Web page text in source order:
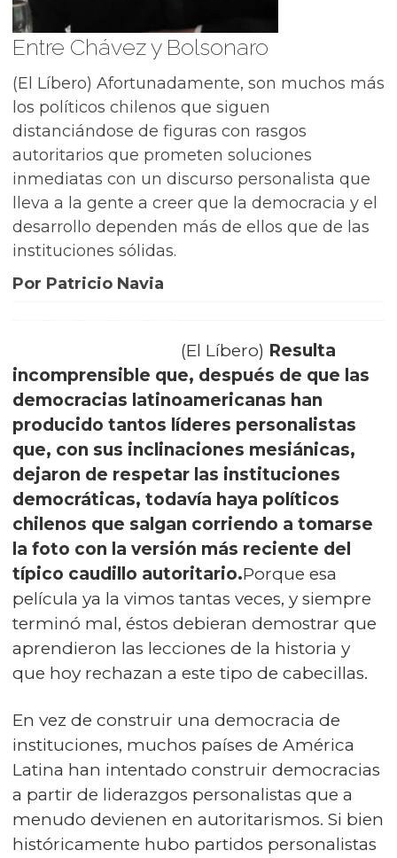
Entre Chávez y Bolsonaro
(El Líbero) Afortunadamente, son muchos más
los políticos chilenos que siguen
distanciándose de figuras con rasgos
autoritarios que prometen soluciones
inmediatas con un discurso personalista que
lleva a la gente a creer que la democracia y el
desarrollo dependen más de ellos que de las
instituciones sólidas.
Por Patricio Navia
(El Líbero) Resulta
incomprensible que, después de que las
democracias latinoamericanas han
producido tantos líderes personalistas
que, con sus inclinaciones mesiánicas,
dejaron de respetar las instituciones
democráticas, todavía haya políticos
chilenos que salgan corriendo a tomarse
la foto con la versión más reciente del
típico caudillo autoritario.Porque esa
película ya la vimos tantas veces, y siempre
terminó mal, éstos debieran demostrar que
aprendieron las lecciones de la historia y
que hoy rechazan a este tipo de cabecillas.
En vez de construir una democracia de
instituciones, muchos países de América
Latina han intentado construir democracias
a partir de liderazgos personalistas que a
menudo devienen en autoritarismos. Si bien
históricamente hubo partidos personalistas